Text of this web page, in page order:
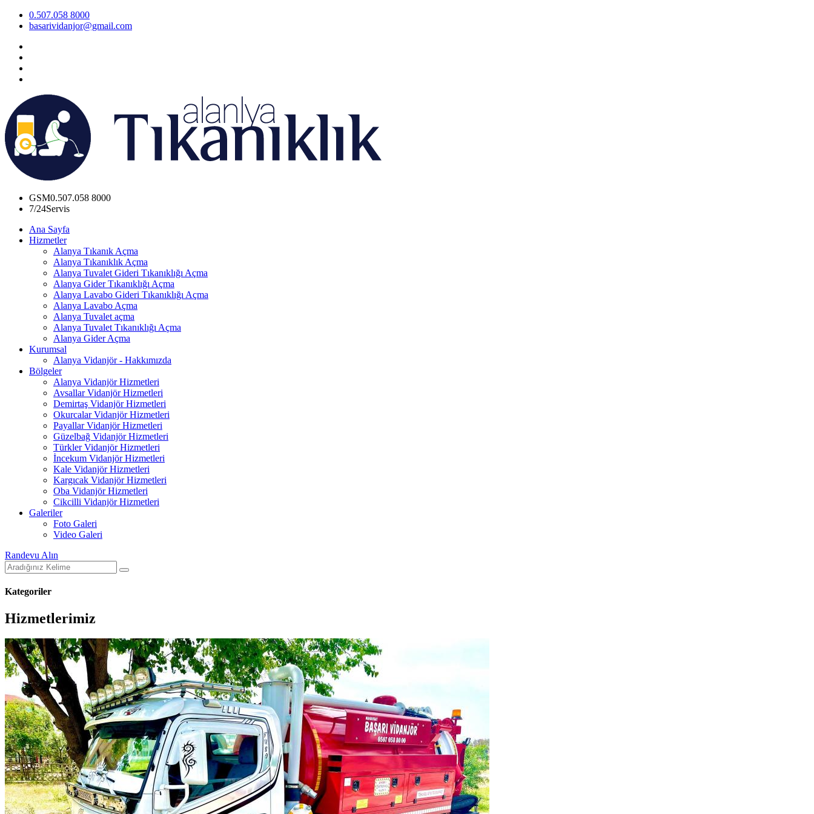
0.507.058 8000
basarividanjor@gmail.com
GSM0.507.058 8000
7/24Servis
Ana Sayfa
Hizmetler
Alanya Tıkanık Açma
Alanya Tıkanıklık Açma
Alanya Tuvalet Gideri Tıkanıklığı Açma
Alanya Gider Tıkanıklığı Açma
Alanya Lavabo Gideri Tıkanıklığı Açma
Alanya Lavabo Açma
Alanya Tuvalet açma
Alanya Tuvalet Tıkanıklığı Açma
Alanya Gider Açma
Kurumsal
Alanya Vidanjör - Hakkımızda
Bölgeler
Alanya Vidanjör Hizmetleri
Avsallar Vidanjör Hizmetleri
Demirtaş Vidanjör Hizmetleri
Okurcalar Vidanjör Hizmetleri
Payallar Vidanjör Hizmetleri
Güzelbağ Vidanjör Hizmetleri
Türkler Vidanjör Hizmetleri
İncekum Vidanjör Hizmetleri
Kale Vidanjör Hizmetleri
Kargıcak Vidanjör Hizmetleri
Oba Vidanjör Hizmetleri
Cikcilli Vidanjör Hizmetleri
Galeriler
Foto Galeri
Video Galeri
Randevu Alın
Kategoriler
Hizmetlerimiz